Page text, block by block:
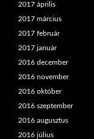
2017 április
2017 március
2017 február
2017 január
2016 december
2016 november
2016 október
2016 szeptember
2016 augusztus
2016 július